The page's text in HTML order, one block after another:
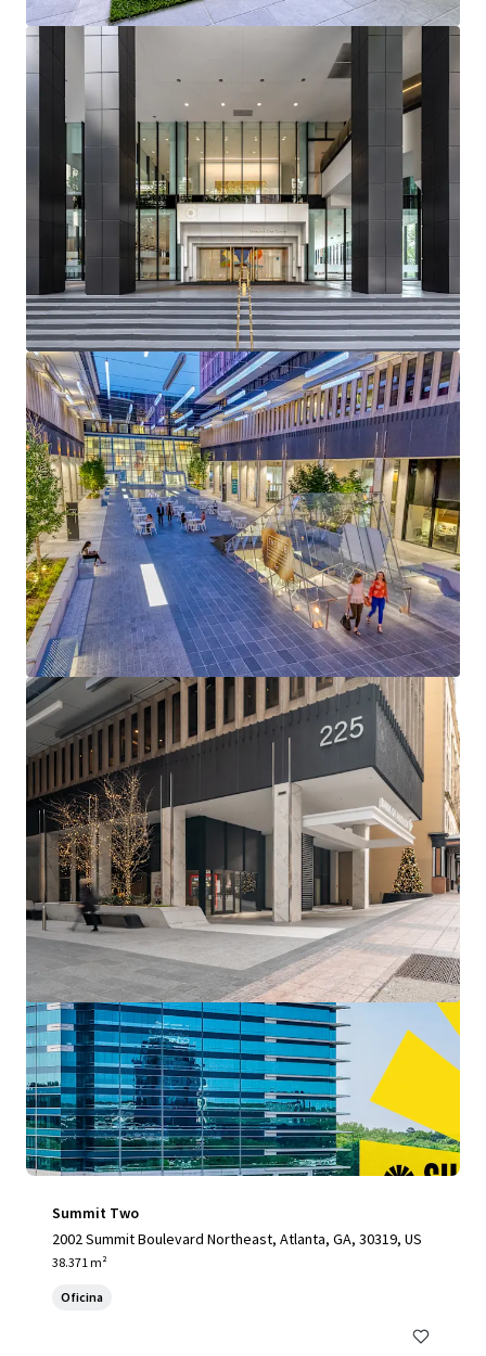
Ver más
Summit Two
2002 Summit Boulevard Northeast, Atlanta, GA, 30319, US
38.371 m²
Oficina